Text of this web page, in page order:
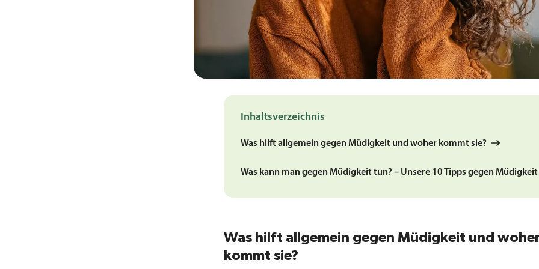
Inhaltsverzeichnis
Was hilft allgemein gegen Müdigkeit und woher kommt sie?
Was kann man gegen Müdigkeit tun? – Unsere 10 Tipps gegen Müdigkeit
Was hilft allgemein gegen Müdigkeit und
kommt sie?